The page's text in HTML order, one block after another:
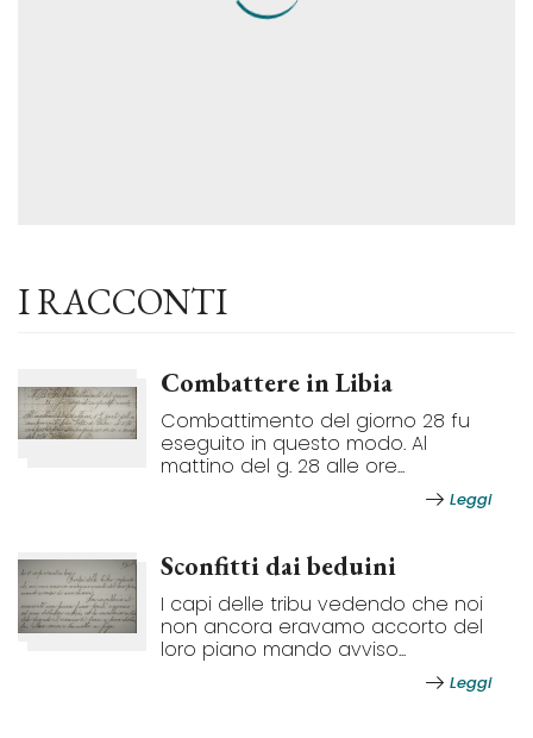
I RACCONTI
Combattere in Libia
Combattimento del giorno 28 fu
eseguito in questo modo. Al
mattino del g. 28 alle ore...
Leggi
Sconfitti dai beduini
I capi delle tribu vedendo che noi
non ancora eravamo accorto del
loro piano mando avviso...
Leggi